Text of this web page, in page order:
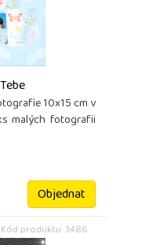
10x15 cm v
malých fotografii
Objednat
Kód produktu: 3486